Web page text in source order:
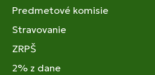
Predmetové komisie
Stravovanie
ZRPŠ
2% z dane